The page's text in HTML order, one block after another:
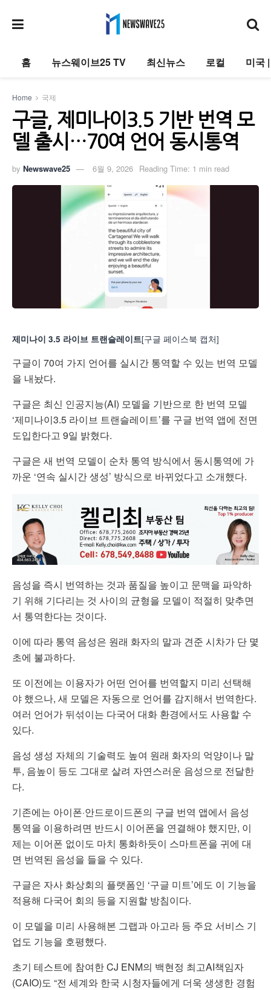
홈 뉴스웨이브25 TV 최신뉴스 로컬 미국
Home 국제
구글, 제미나이3.5 기반 번역 모
델 출시…70여 언어 동시통역
by Newswave25 6월 9, 2026 Reading Time: 1 min read
제미나이 3.5 라이브 트랜슬레이트[구글 페이스북 캡처]
구글이 70여 가지 언어를 실시간 통역할 수 있는 번역 모델
을 내놨다.
구글은 최신 인공지능(AI) 모델을 기반으로 한 번역 모델
‘제미나이3.5 라이브 트랜슬레이트’를 구글 번역 앱에 전면
도입한다고 9일 밝혔다.
구글은 새 번역 모델이 순차 통역 방식에서 동시통역에 가
까운 ‘연속 실시간 생성’ 방식으로 바뀌었다고 소개했다.
음성을 즉시 번역하는 것과 품질을 높이고 문맥을 파악하
기 위해 기다리는 것 사이의 균형을 모델이 적절히 맞추면
서 통역한다는 것이다.
이에 따라 통역 음성은 원래 화자의 말과 견준 시차가 단 몇
초에 불과하다.
또 이전에는 이용자가 어떤 언어를 번역할지 미리 선택해
야 했으나, 새 모델은 자동으로 언어를 감지해서 번역한다.
여러 언어가 뒤섞이는 다국어 대화 환경에서도 사용할 수
있다.
음성 생성 자체의 기술력도 높여 원래 화자의 억양이나 말
투, 음높이 등도 그대로 살려 자연스러운 음성으로 전달한
다.
기존에는 아이폰·안드로이드폰의 구글 번역 앱에서 음성
통역을 이용하려면 반드시 이어폰을 연결해야 했지만, 이
제는 이어폰 없이도 마치 통화하듯이 스마트폰을 귀에 대
면 번역된 음성을 들을 수 있다.
구글은 자사 화상회의 플랫폼인 ‘구글 미트’에도 이 기능을
적용해 다국어 회의 등을 지원할 방침이다.
이 모델을 미리 사용해본 그랩과 아고라 등 주요 서비스 기
업도 기능을 호평했다.
초기 테스트에 참여한 CJ ENM의 백현정 최고AI책임자
(CAIO)도 “전 세계와 한국 시청자들에게 더욱 생생한 경험